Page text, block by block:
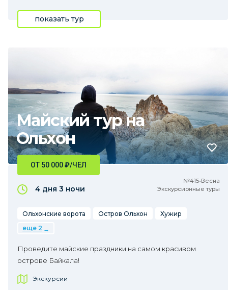
показать тур
Майский тур на
Ольхон
№415•Весна
Экскурсионные туры
ОТ 50 000₽/ЧЕЛ
4 дня 3 ночи
Ольхонские ворота Остров Ольхон
Хужир
еще 2
Проведите майские праздники на самом красивом
острове Байкала!
Экскурсии